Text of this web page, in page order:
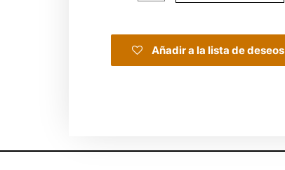
Añadir a la lista de deseos